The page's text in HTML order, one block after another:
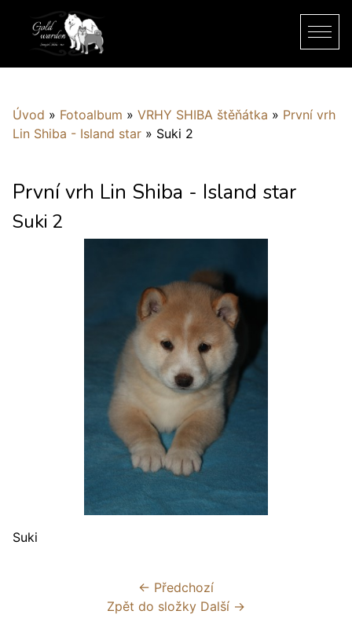
Úvod » Fotoalbum » VRHY SHIBA štěňátka » První vrh
Lin Shiba - Island star » Suki 2
První vrh Lin Shiba - Island star
Suki 2
Suki
← Předchozí
Zpět do složky Další →